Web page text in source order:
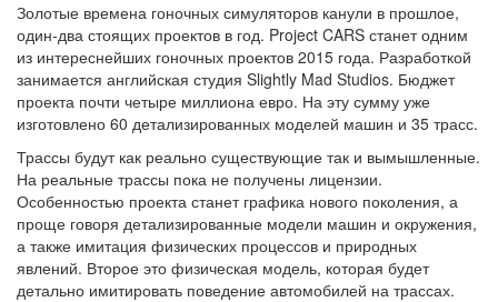
Золотые времена гоночных симуляторов канули в прошлое,
один-два стоящих проектов в год. Project CARS станет одним
из интереснейших гоночных проектов 2015 года. Разработкой
занимается английская студия Slightly Mad Studios. Бюджет
проекта почти четыре миллиона евро. На эту сумму уже
изготовлено 60 детализированных моделей машин и 35 трасс.
Трассы будут как реально существующие так и вымышленные.
На реальные трассы пока не получены лицензии.
Особенностью проекта станет графика нового поколения, а
проще говоря детализированные модели машин и окружения,
а также имитация физических процессов и природных
явлений. Второе это физическая модель, которая будет
детально имитировать поведение автомобилей на трассах.